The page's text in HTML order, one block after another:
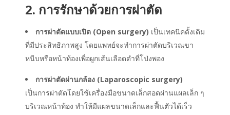
2. การรักษาด้วยการผ่าตัด
การผ่าตัดแบบเปิด (Open surgery) เป็นเทคนิคดั้งเดิม
ที่มีประสิทธิภาพสูง โดยแพทย์จะทำการผ่าตัดบริเวณขา
หนีบหรือหน้าท้องเพื่อผูกเส้นเลือดดำที่โป่งพอง
การผ่าตัดผ่านกล้อง (Laparoscopic surgery)
เป็นการผ่าตัดโดยใช้เครื่องมือขนาดเล็กสอดผ่านแผลเล็ก ๆ
บริเวณหน้าท้อง ทำให้มีแผลขนาดเล็กและฟื้นตัวได้เร็ว